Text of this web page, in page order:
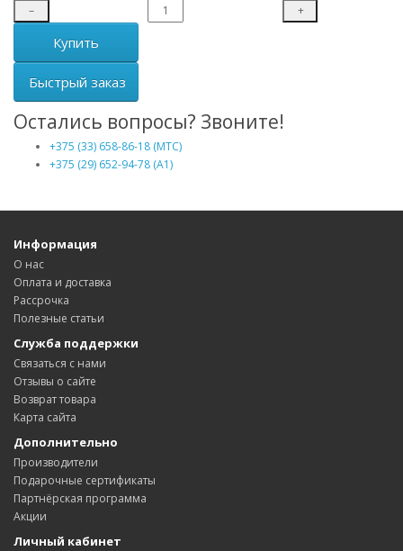
– +
Купить
Быстрый заказ
Остались вопросы? Звоните!
+375 (33) 658-86-18 (МТС)
+375 (29) 652-94-78 (A1)
Информация
О нас
Оплата и доставка
Рассрочка
Полезные статьи
Служба поддержки
Связаться с нами
Отзывы о сайте
Возврат товара
Карта сайта
Дополнительно
Производители
Подарочные сертификаты
Партнёрская программа
Акции
Личный кабинет